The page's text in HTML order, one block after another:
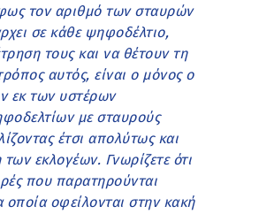
τον αριθμό των σταυρών
σε κάθε ψηφοδέλτιο,
τους και να θέτουν τη
αυτός, είναι ο μόνος ο
εκ των υστέρων
με σταυρούς
έτσι απολύτως και
εκλογέων. Γνωρίζετε ότι
που παρατηρούνται
οποία οφείλονται στην κακή